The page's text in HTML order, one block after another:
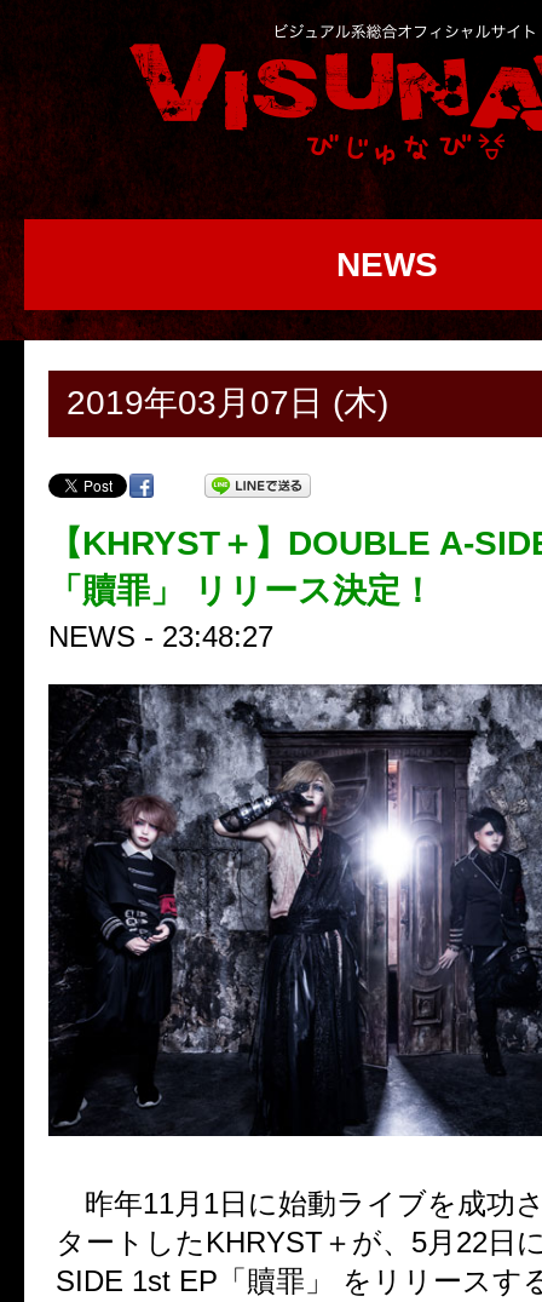
NEWS
2019年03月07日 (木)
【KHRYST＋】DOUBLE A-
「贖罪」 リリース決定！
NEWS - 23:48:27
昨年11月 1日に始動ライブを成功
タートした KHRYST＋が、 5月 22日
SIDE 1st EP 「贖罪」
をリリースす